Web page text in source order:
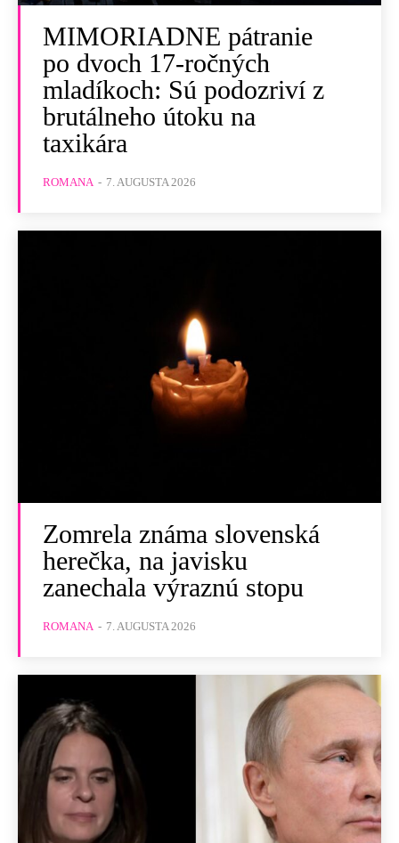
MIMORIADNE pátranie
po dvoch 17-ročných
mladíkoch: Sú podozriví z
brutálneho útoku na
taxikára
ROMANA - 7. AUGUSTA 2026
Zomrela známa slovenská
herečka, na javisku
zanechala výraznú stopu
ROMANA - 7. AUGUSTA 2026